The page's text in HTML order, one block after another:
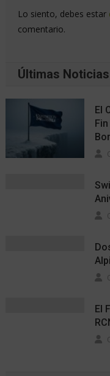
Lo siento, debes estar
comentario.
Últimas Noticias
El
El